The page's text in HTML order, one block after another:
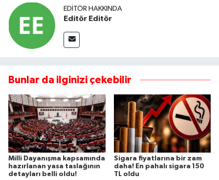
EDITÖR HAKKINDA
Editör Editör
Bunlar da ilginizi çekebilir
Milli Dayanışma kapsamında
hazırlanan yasa taslağının
detayları belli oldu!
Sigara fiyatlarına bir zam
daha! En pahalı sigara 150
TL oldu